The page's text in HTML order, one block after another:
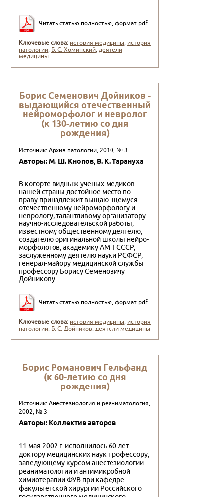
Читать статью полностью, формат pdf
Ключевые слова: история медицины, история
патологии, Б. С. Хоминский,деятели
медицины
Борис Семенович Дойников -
выдающийся отечественный
нейроморфолог и невролог
(к 130-летию со дня
рождения)
Источник: Архив патологии, 2010, № 3
Авторы: М. Ш. Кнопов, В. К. Тарануха
В когорте видныж ученых-медиков
нашей стра­ны достойное место по
праву принадлежит выщаю- щемуся
отечественному нейроморфологу и
невро­логу, талантливому организатору
научно-исследо­вательской работы,
известному общественному деятелю,
создателю оригинальной школы нейро-
морфологов, академику АМН СССР,
заслуженно­му деятелю науки РСФСР,
генерал-майору меди­цинской службы
профессору Борису Семеновичу
Дойникову.
Читать статью полностью, формат pdf
Ключевые слова: история медицины, история
патологии, Б. С. Дойников,деятели медицины
Борис Романович Гельфанд
(к 60-летию со дня
рождения)
Источник: Анестезиология и реаниматология,
2002, № 3
Авторы: Коллектив авторов
11 мая 2002 г. исполнилось 60 лет
доктору медицин­ских наук профессору,
заведующему курсом анестезио­логии-
реаниматологии и антимикробной
химиотерапии ФУВ при кафедре
факультетской хирургии Российского